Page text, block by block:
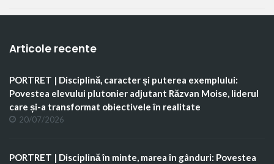
Articole recente
PORTRET | Disciplină, caracter și puterea exemplului:
Povestea elevului plutonier adjutant Răzvan Moise, liderul
care și-a transformat obiectivele în realitate
20/07/2026
PORTRET | Disciplină în minte, marea în gânduri: Povestea